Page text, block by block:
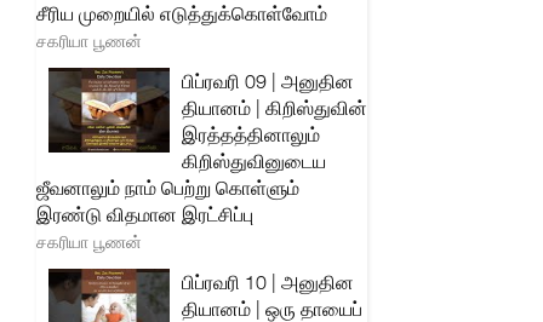
சீரிய முறையில் எடுத்துக்கொள்வோம்
சகரியா பூணன்
பிப்ரவரி 09 | அனுதின
தியானம் | கிறிஸ்துவின்
இரத்தத்தினாலும்
கிறிஸ்துவினுடைய
ஜீவனாலும் நாம் பெற்று கொள்ளும்
இரண்டு விதமான இரட்சிப்பு
சகரியா பூணன்
பிப்ரவரி 10 | அனுதின
தியானம் | ஒரு தாயைப்